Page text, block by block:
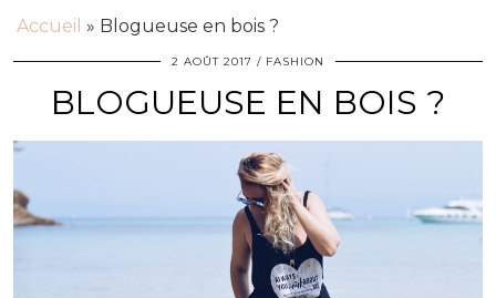
Accueil » Blogueuse en bois ?
2 AOÛT 2017 FASHION
BLOGUEUSE EN BOIS ?